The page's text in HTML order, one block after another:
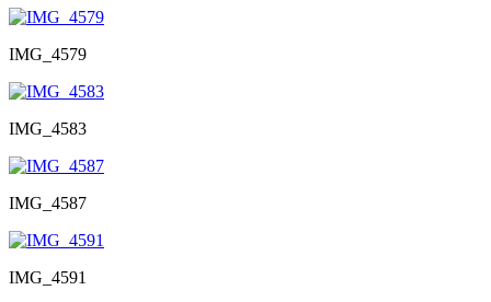
IMG_4579
IMG_4583
IMG_4587
IMG_4591